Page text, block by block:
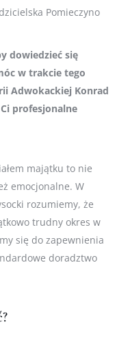
Pomieczyno
dowiedzieć się
w trakcie tego
Adwokackiej Konrad
profesjonalne
majątku to nie
emocjonalne. W
rozumiemy, że
trudny okres w
się do zapewnienia
doradztwo